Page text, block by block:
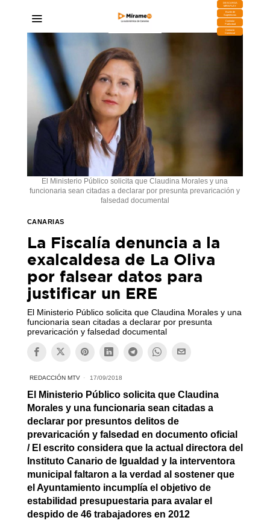
DESCARGA
MIRAPLAY
Buzón de
Sugerencias
Contratar
Publicidad
Contacto
Comercial
El Ministerio Público solicita que Claudina Morales y una
funcionaria sean citadas a declarar por presunta prevaricación y
falsedad documental
CANARIAS
La Fiscalía denuncia a la
exalcaldesa de La Oliva
por falsear datos para
justificar un ERE
El Ministerio Público solicita que Claudina Morales y una
funcionaria sean citadas a declarar por presunta
prevaricación y falsedad documental
REDACCIÓN MTV 17/09/2018
El Ministerio Público solicita que Claudina
Morales y una funcionaria sean citadas a
declarar por presuntos delitos de
prevaricación y falsedad en documento oficial
/ El escrito considera que la actual directora del
Instituto Canario de Igualdad y la interventora
municipal faltaron a la verdad al sostener que
el Ayuntamiento incumplía el objetivo de
estabilidad presupuestaria para avalar el
despido de 46 trabajadores en 2012